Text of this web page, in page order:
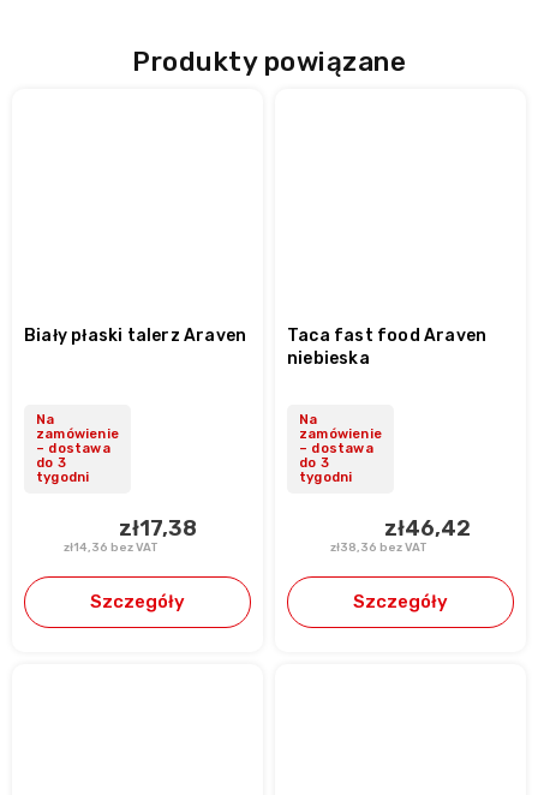
Produkty powiązane
Biały płaski talerz Araven
Na
zamówienie
– dostawa
do 3
tygodni
zł14,36 bez VAT
zł17,38
Szczegóły
Taca fast food Araven
niebieska
Na
zamówienie
– dostawa
do 3
tygodni
zł38,36 bez VAT
zł46,42
Szczegóły